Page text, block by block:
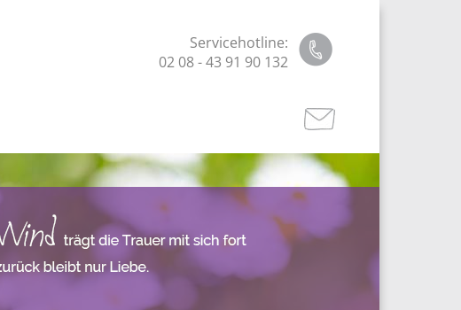
Servicehotline:
02 08 - 43 91 90 132